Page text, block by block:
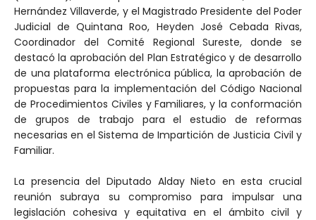
Hernández Villaverde, y el Magistrado Presidente del Poder
Judicial de Quintana Roo, Heyden José Cebada Rivas,
Coordinador del Comité Regional Sureste, donde se
destacó la aprobación del Plan Estratégico y de desarrollo
de una plataforma electrónica pública, la aprobación de
propuestas para la implementación del Código Nacional
de Procedimientos Civiles y Familiares, y la conformación
de grupos de trabajo para el estudio de reformas
necesarias en el Sistema de Impartición de Justicia Civil y
Familiar.
La presencia del Diputado Alday Nieto en esta crucial
reunión subraya su compromiso para impulsar una
legislación cohesiva y equitativa en el ámbito civil y